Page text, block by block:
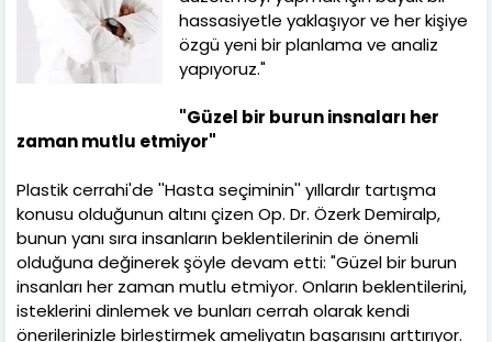
hassasiyetle yaklaşıyor ve her kişiye
özgü yeni bir planlama ve analiz
yapıyoruz."
"Güzel bir burun insnaları her
zaman mutlu etmiyor"
Plastik cerrahi'de ''Hasta seçiminin'' yıllardır tartışma
konusu olduğunun altını çizen Op. Dr. Özerk Demiralp,
bunun yanı sıra insanların beklentilerinin de önemli
olduğuna değinerek şöyle devam etti: "Güzel bir burun
insanları her zaman mutlu etmiyor. Onların beklentilerini,
isteklerini dinlemek ve bunları cerrah olarak kendi
önerilerinizle birleştirmek ameliyatın başarısını arttırıyor.